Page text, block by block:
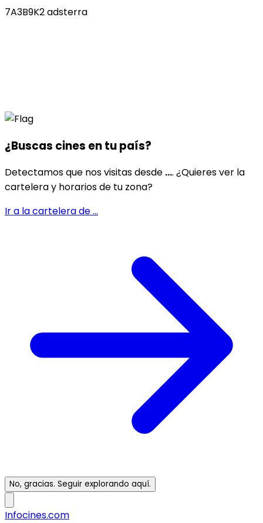
7A3B9K2 adsterra
¿Buscas cines entu país?
Detectamos que nos visitas desde .... ¿Quieres ver la
cartelera y horarios de tu zona?
Ir a la cartelera de...
No, gracias. Seguir explorando aquí.
Infocines.com